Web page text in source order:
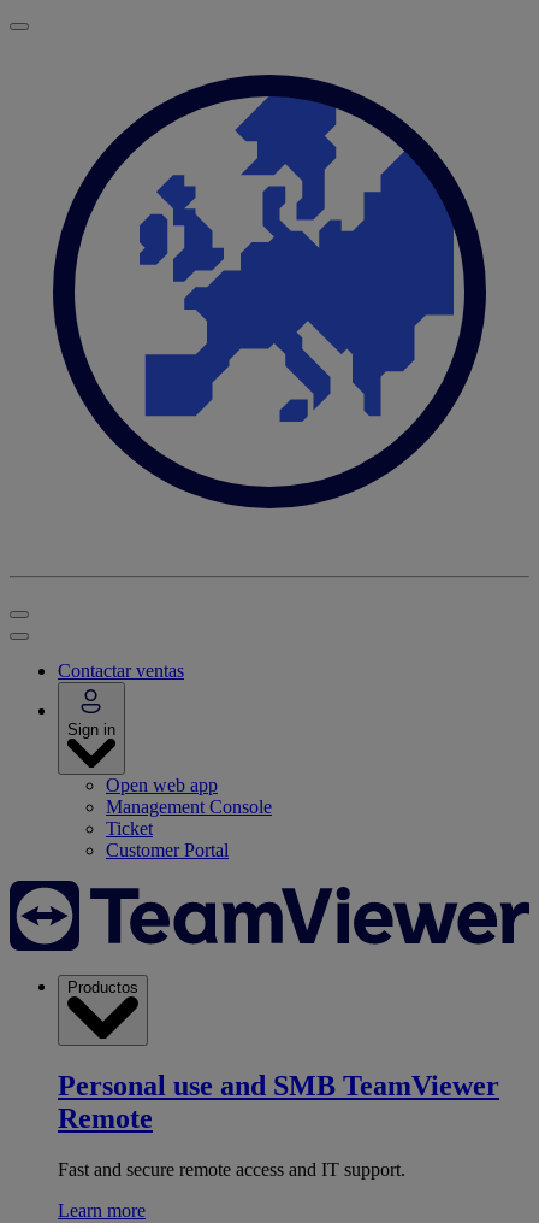
Contactar ventas
Sign in
Open web app
Management Console
Ticket
Customer Portal
Productos
Personal use and SMB TeamViewer
Remote
Fast and secure remote access and IT support.
Learn more